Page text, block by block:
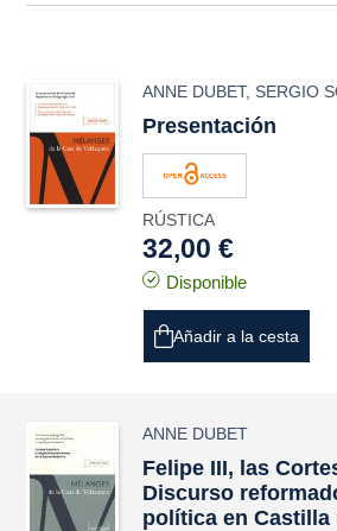
ANNE DUBET, SERGIO
Presentación
RÚSTICA
32,00 €
Disponible
Añadir a la cesta
ANNE DUBET
Felipe III, las
Discurso
política en Castilla